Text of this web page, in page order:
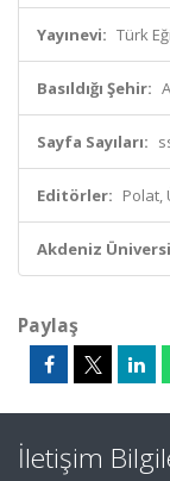
Yayınevi: Türk
Basıldığı Şehir:
Sayfa Sayıları:
Editörler: Polat,
Akdeniz
Paylaş
İletişim